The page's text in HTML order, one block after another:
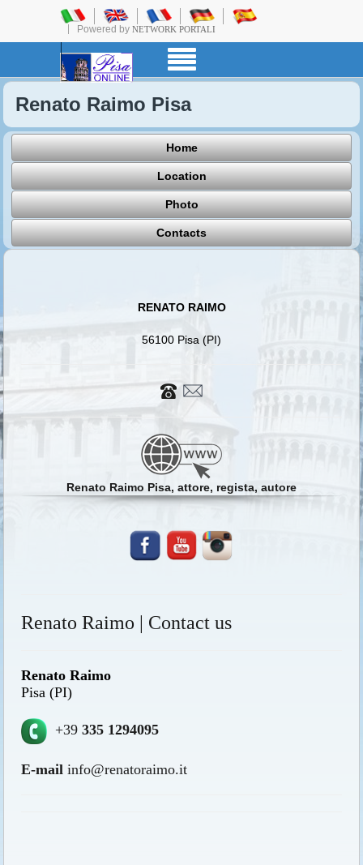
Powered by NETWORK PORTALI
Renato Raimo Pisa
Home
Location
Photo
Contacts
RENATO RAIMO
56100 Pisa (PI)
Renato Raimo Pisa, attore, regista, autore
Renato Raimo | Contact us
Renato Raimo
Pisa (PI)
+39335 1294095
E-mail info@renatoraimo.it